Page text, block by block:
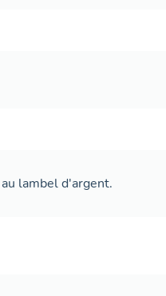
lambel d'argent.